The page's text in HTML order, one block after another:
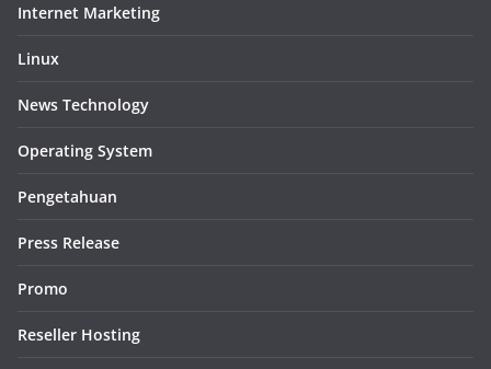
Internet Marketing
Linux
News Technology
Operating System
Pengetahuan
Press Release
Promo
Reseller Hosting